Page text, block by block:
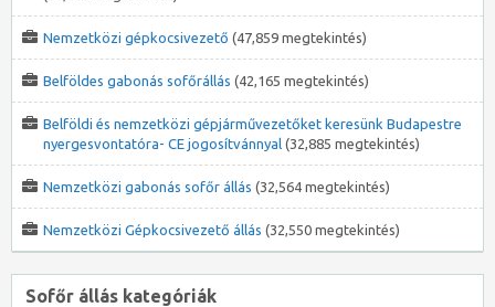
Nemzetközi gépkocsivezető (47,859 megtekintés)
Belföldes gabonás sofőrállás (42,165 megtekintés)
Belföldi és nemzetközi gépjárművezetőket keresünk Budapestre
nyergesvontatóra- CE jogosítvánnyal (32,885 megtekintés)
Nemzetközi gabonás sofőr állás (32,564 megtekintés)
Nemzetközi Gépkocsivezető állás (32,550 megtekintés)
Sofőr állás kategóriák